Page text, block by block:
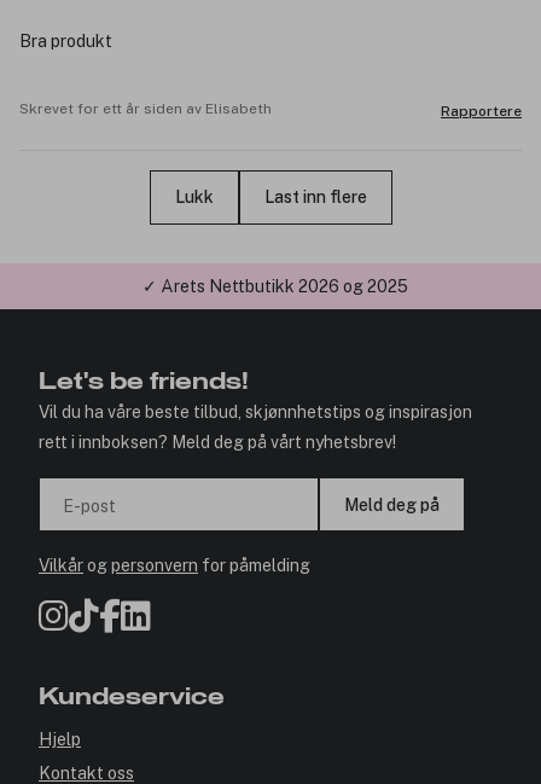
Bra produkt
Skrevet for ett år siden av Elisabeth Rapportere
Lukk Last inn flere
✓ Årets Nettbutikk 2026 og 2025
Let's be friends!
Vil du ha våre beste tilbud, skjønnhetstips og inspirasjon
rett i innboksen? Meld deg på vårt nyhetsbrev!
E-post Meld deg på
Vilkårogpersonvern for påmelding
Kundeservice
Hjelp
Kontakt oss